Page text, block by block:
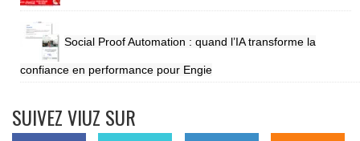
Social Proof Automation : quand l’IA transforme la
confiance en performance pour Engie
SUIVEZ VIUZ SUR